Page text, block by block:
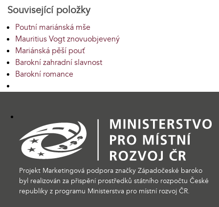
Související položky
Poutní mariánská mše
Mauritius Vogt znovuobjevený
Mariánská pěší pouť
Barokní zahradní slavnost
Barokní romance
Projekt Marketingová podpora značky Západočeské baroko
byl realizován za přispění prostředků státního rozpočtu České
republiky z programu Ministerstva pro místní rozvoj ČR.